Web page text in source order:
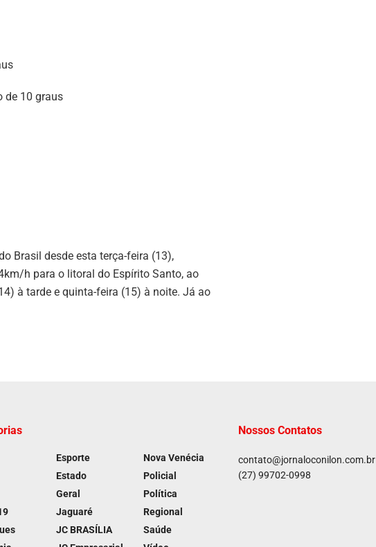
de 10 graus
Brasil desde esta terça-feira (13),
h para o litoral do Espírito Santo, ao
à tarde e quinta-feira (15) à noite. Já ao
Esporte
Estado
Geral
Jaguaré
JC BRASÍLIA
Nova Venécia
Policial
Política
Regional
Saúde
Nossos Contatos
contato@jornaloconilon.com.br
(27) 99702-0998